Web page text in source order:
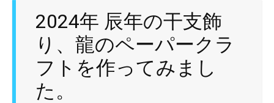
2024年 辰年の干支飾
り、龍のペーパークラ
フトを作ってみまし
た。